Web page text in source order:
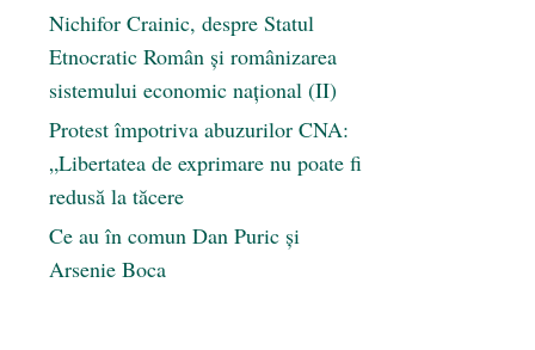
Nichifor Crainic, despre Statul
Etnocratic Român şi românizarea
sistemului economic naţional (II)
Protest împotriva abuzurilor CNA:
„Libertatea de exprimare nu poate fi
redusă la tăcere
Ce au în comun Dan Puric şi
Arsenie Boca